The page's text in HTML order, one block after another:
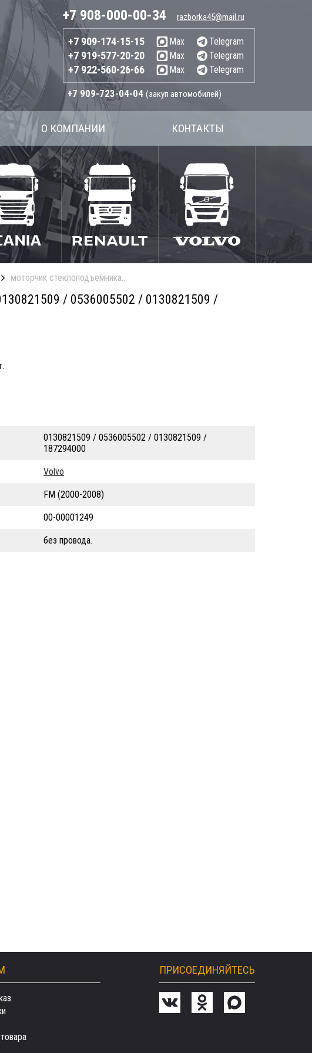
+7 908-000-00-34 razborka45@mail.ru
+7 909-174-15-15 Max Telegram
+7 919-577-20-20 Max Telegram
+7 922-560-26-66 Max Telegram
+7 909-723-04-04 (закуп автомобилей)
О КОМПАНИИ КОНТАКТЫ
моторчик стеклоподъемника прав. б/у
/ 0536005502 / 0130821509 /
0130821509 / 0536005502 / 0130821509 /
187294000
Volvo
FM (2000-2008)
00-00001249
без провода.
ПРИСОЕДИНЯЙТЕСЬ